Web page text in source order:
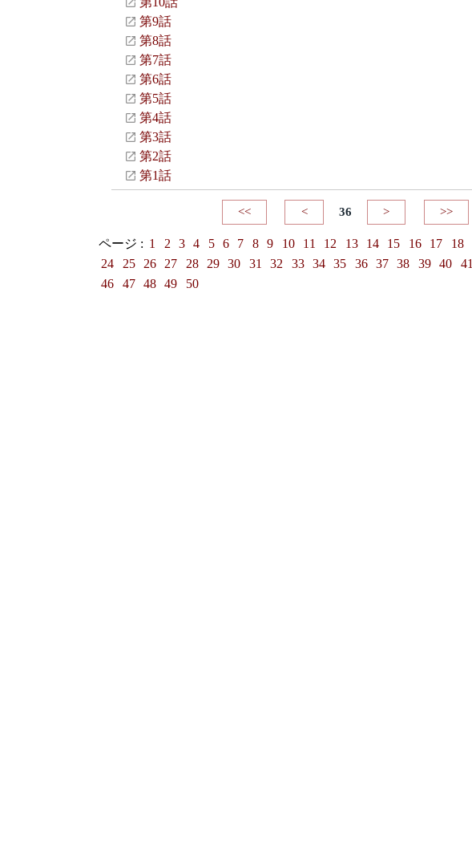
第9話
第8話
第7話
第6話
第5話
第4話
第3話
第2話
第1話
<< < 36 > >>
ページ : 1 2 3 4 5 6 7 8 9 10 11 12 13 14 15 16 17 18
24
25 26 27 28 29 30 31 32 33 34 35 36 37 38 39 40 41
46
47 48 49 50